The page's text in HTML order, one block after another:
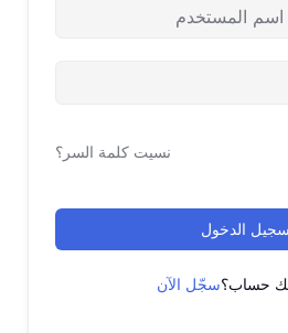
نسيت كلمة السر؟
الدخول
حساب؟سجّل الآن